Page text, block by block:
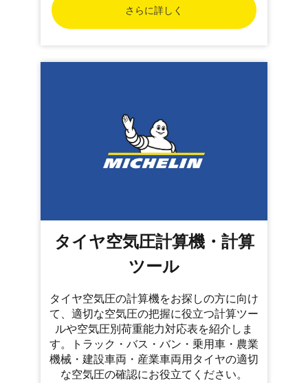
さらに詳しく
タイヤ空気圧計算機・計算
ツール
タイヤ空気圧の計算機をお探しの方に向け
て、適切な空気圧の把握に役立つ計算ツー
ルや空気圧別荷重能力対応表を紹介しま
す。トラック・バス・バン・乗用車・農業
機械・建設車両・産業車両用タイヤの適切
な空気圧の確認にお役立てください。